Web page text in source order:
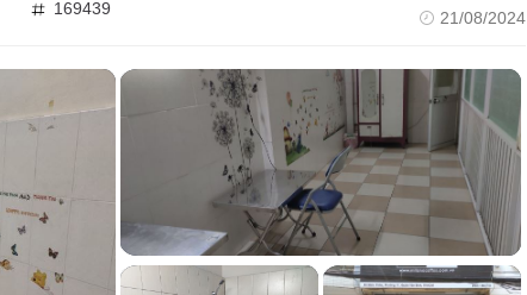
169439 21/08/2024